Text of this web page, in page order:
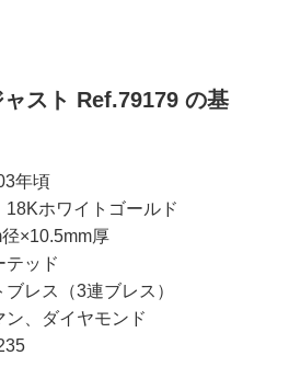
スト Ref.79179 の基
年頃
ホワイトゴールド
×10.5mm厚
テッド
レス（3連ブレス）
、ダイヤモンド